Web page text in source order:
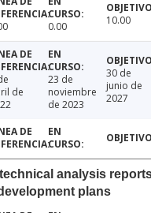
0.00 10.00
de
23 de
noviembre
de 2023
30 de
junio de
2027
analysis
plans